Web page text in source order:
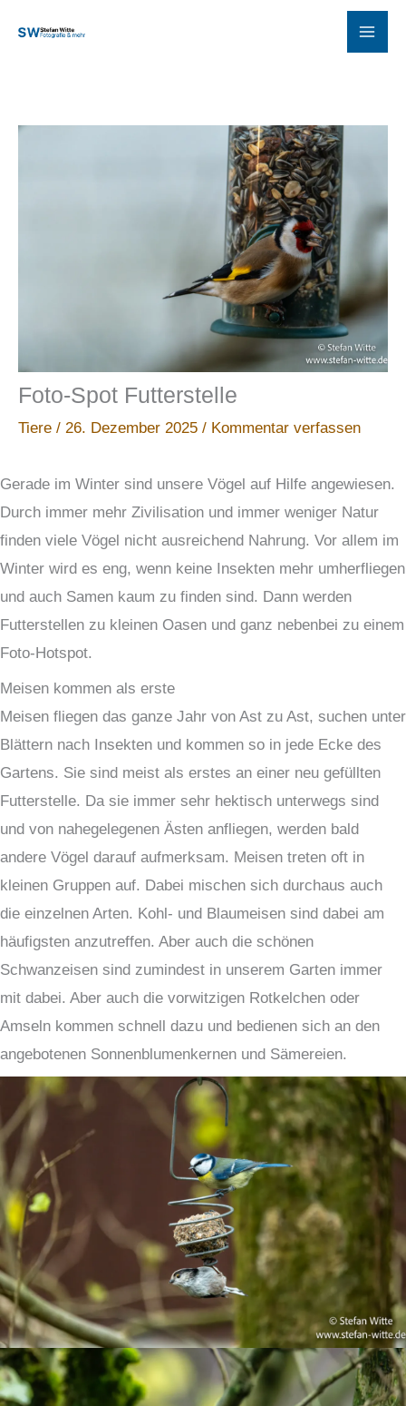
Inhalt
Foto-Spot Futterstelle
Tiere / 26. Dezember 2025 / Kommentar verfassen
Gerade im Winter sind unsere Vögel auf Hilfe angewiesen.
Durch immer mehr Zivilisation und immer weniger Natur
finden viele Vögel nicht ausreichend Nahrung. Vor allem im
Winter wird es eng, wenn keine Insekten mehr umherfliegen
und auch Samen kaum zu finden sind. Dann werden
Futterstellen zu kleinen Oasen und ganz nebenbei zu einem
Foto-Hotspot.
Meisen kommen als erste
Meisen fliegen das ganze Jahr von Ast zu Ast, suchen unter
Blättern nach Insekten und kommen so in jede Ecke des
Gartens. Sie sind meist als erstes an einer neu gefüllten
Futterstelle. Da sie immer sehr hektisch unterwegs sind
und von nahegelegenen Ästen anfliegen, werden bald
andere Vögel darauf aufmerksam. Meisen treten oft in
kleinen Gruppen auf. Dabei mischen sich durchaus auch
die einzelnen Arten. Kohl- und Blaumeisen sind dabei am
häufigsten anzutreffen. Aber auch die schönen
Schwanzeisen sind zumindest in unserem Garten immer
mit dabei. Aber auch die vorwitzigen Rotkelchen oder
Amseln kommen schnell dazu und bedienen sich an den
angebotenen Sonnenblumenkernen und Sämereien.